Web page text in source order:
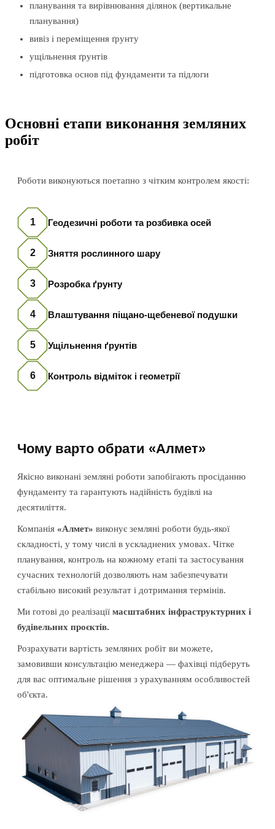
планування та вирівнювання ділянок (вертикальне
планування)
вивіз і переміщення ґрунту
ущільнення ґрунтів
підготовка основ під фундаменти та підлоги
Основні етапи виконання земляних
робіт
Роботи виконуються поетапно з чітким контролем якості:
1 Геодезичні роботи та розбивка осей
2 Зняття рослинного шару
3 Розробка ґрунту
4 Влаштування піщано-щебеневої подушки
5 Ущільнення ґрунтів
6 Контроль відміток і геометрії
Чому варто обрати «Алмет»
Якісно виконані земляні роботи запобігають просіданню
фундаменту та гарантують надійність будівлі на
десятиліття.
Компанія «Алмет» виконує земляні роботи будь-якої
складності, у тому числі в ускладнених умовах. Чітке
планування, контроль на кожному етапі та застосування
сучасних технологій дозволяють нам забезпечувати
стабільно високий результат і дотримання термінів.
Ми готові до реалізації масштабних інфраструктурних і
будівельних проєктів.
Розрахувати вартість земляних робіт ви можете,
замовивши консультацію менеджера — фахівці підберуть
для вас оптимальне рішення з урахуванням особливостей
об'єкта.